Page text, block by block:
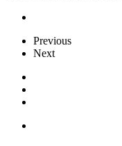
Previous
Next